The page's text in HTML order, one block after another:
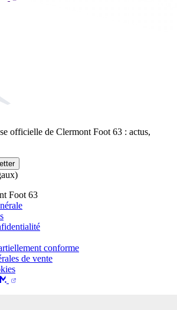
officielle de Clermont Foot 63 : actus,
Foot 63
conforme
de vente